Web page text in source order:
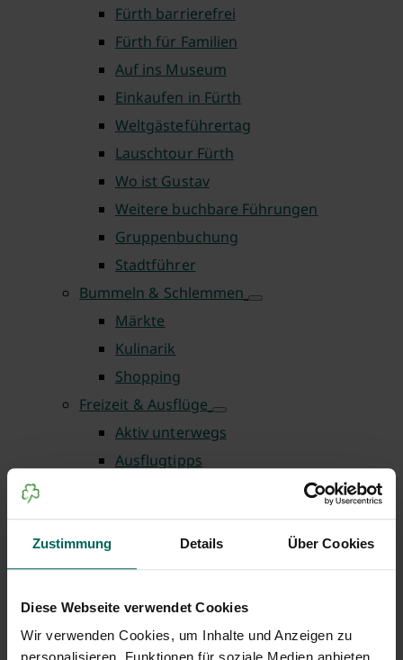
Zustimmung Details Über Cookies
Diese Webseite verwendet Cookies
Wir verwenden Cookies, um Inhalte und Anzeigen zu
Fürth barrierefrei
Fürth für Familien
Auf ins Museum
Einkaufen in Fürth
Weltgästeführertag
Lauschtour Fürth
Wo ist Gustav
Weitere buchbare Führungen
Gruppenbuchung
Stadtführer
Bummeln & Schlemmen
Märkte
Kulinarik
Shopping
Freizeit & Ausflüge
Aktiv unterwegs
Ausflugtipps
Kinos
Oasen der Entspannung
Wandern und spazieren
Planen & Buchen
Übernachten in Fürth